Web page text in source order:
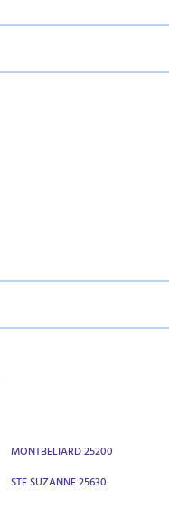
MONTBELIARD 25200
STE SUZANNE 25630